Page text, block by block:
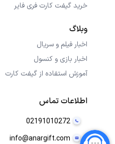
خرید گیفت کارت فری فایر
وبلاگ
اخبار فیلم و سریال
اخبار بازی و کنسول
آموزش استفاده از گیفت کارت
اطلاعات تماس
02191010272
info@anargift.com